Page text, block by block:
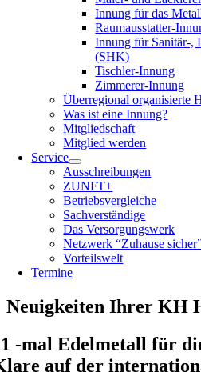
Innung für das
Raumausstatter-
Innung für Sanitär-,
(SHK)
Tischler-Innung
Zimmerer-Innung
Überregional organisierte
Was ist eine Innung?
Mitgliedschaft
Mitglied werden
Service
Ausschreibungen
ZUNFT+
Betriebsvergleiche
Sachverständige
Das Versorgungswerk
Netzwerk “Zuhause
Vorteilswelt
Termine
Neuigkeiten Ihrer KH
-mal Edelmetall für
auf der